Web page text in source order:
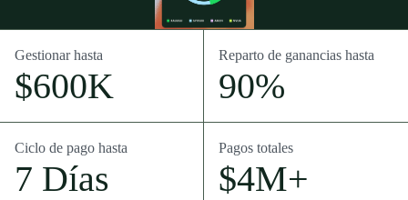
Gestionar hasta
$600K
Reparto de ganancias hasta
90%
Ciclo de pago hasta
7 Días
Pagos totales
$4M+